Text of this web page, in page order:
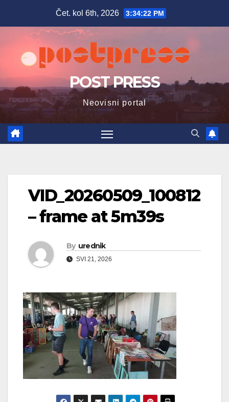
Čet. kol 6th, 2026 3:34:23 PM
POST PRESS
Neovisni portal
VID_20260509_100812
– frame at 5m39s
By urednik
SVI 21, 2026